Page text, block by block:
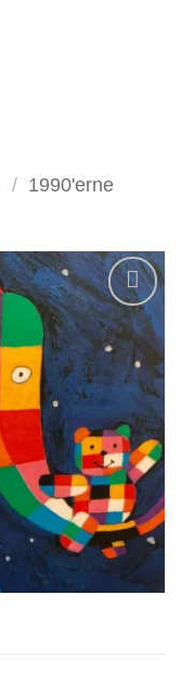
/ 1990'erne
Tilføj
som
favorit